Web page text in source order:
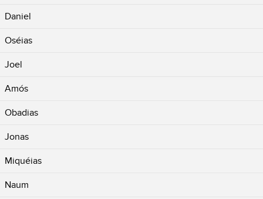
Daniel
Oséias
Joel
Amós
Obadias
Jonas
Miquéias
Naum